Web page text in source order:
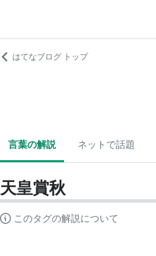
はてなブログ トップ
言葉の解説 ネットで話題
天皇賞秋
このタグの解説について